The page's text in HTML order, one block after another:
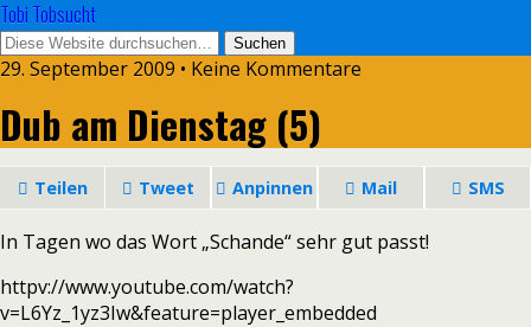
Tobi Tobsucht
29. September 2009 • Keine Kommentare
Dub am Dienstag (5)
Teilen Tweet Anpinnen Mail SMS
In Tagen wo das Wort „Schande“ sehr gut passt!
httpv://www.youtube.com/watch?
v=L6Yz_1yz3Iw&feature=player_embedded